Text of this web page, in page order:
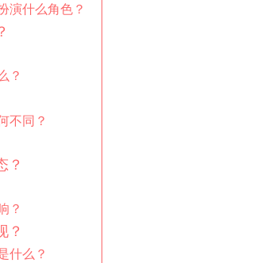
演什么角色？
？
不同？
？
？
？
什么？